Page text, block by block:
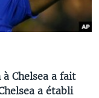
Chelsea a fait
a établi